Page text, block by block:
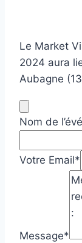
Le Market
2024 aura
Aubagne
Nom de
Votre Email*
Message*